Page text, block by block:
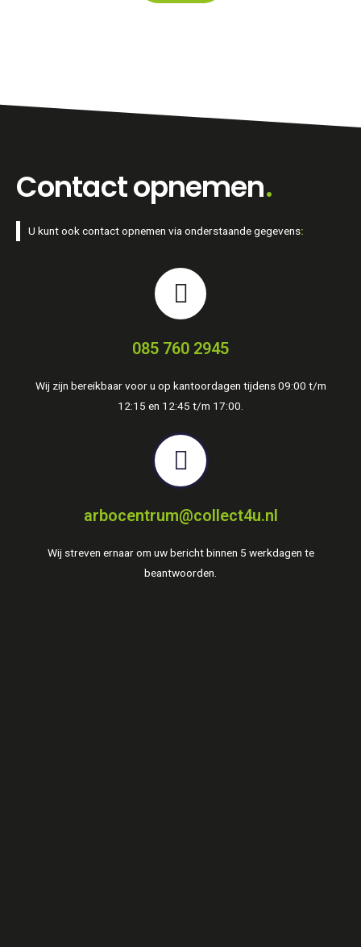
Contact opnemen.
U kunt ook contact opnemen via onderstaande gegevens:
085 760 2945
Wij zijn bereikbaar voor u op kantoordagen tijdens 09:00 t/m
12:15 en 12:45 t/m 17:00.
arbocentrum@collect4u.nl
Wij streven ernaar om uw bericht binnen 5 werkdagen te
beantwoorden.